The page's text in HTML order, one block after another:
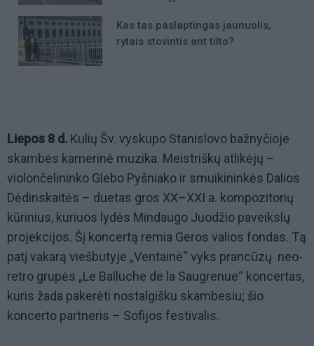
Kas tas paslaptingas jaunuolis,
rytais stovintis ant tilto?
Liepos 8 d. Kulių Šv. vyskupo Stanislovo bažnyčioje
skambės kamerinė muzika. Meistriškų atlikėjų –
violončelininko Glebo Pyšniako ir smuikininkės Dalios
Dėdinskaitės – duetas gros XX–XXI a. kompozitorių
kūrinius, kuriuos lydės Mindaugo Juodžio paveikslų
projekcijos. Šį koncertą remia Geros valios fondas. Tą
patį vakarą viešbutyje „Ventainė“ vyks prancūzų neo-
retro grupės „Le Balluche de la Saugrenue“ koncertas,
kuris žada pakerėti nostalgišku skambesiu; šio
koncerto partneris – Sofijos festivalis.